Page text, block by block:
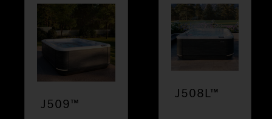
J509™
J508L™